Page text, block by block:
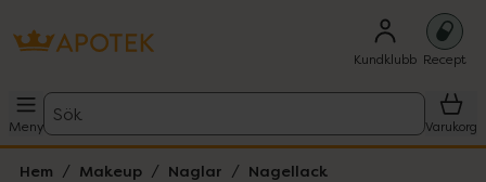
Kundklubb Recept
Meny
Sök
Varukorg
Hem Makeup Naglar Nagellack